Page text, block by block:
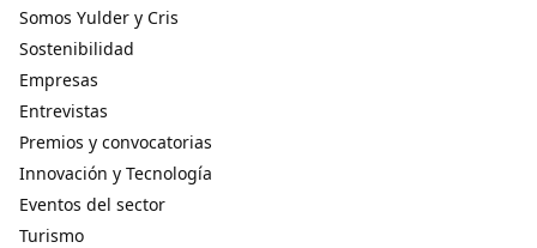
Somos Yulder y Cris
Sostenibilidad
Empresas
Entrevistas
Premios y convocatorias
Innovación y Tecnología
Eventos del sector
Turismo